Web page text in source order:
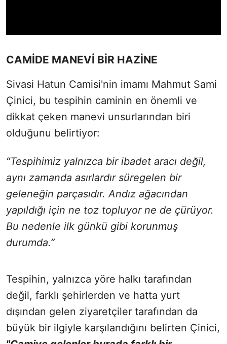
CAMİDE MANEVİ BİR HAZİNE
Sivasi Hatun Camisi'nin imamı Mahmut Sami
Çinici, bu tespihin caminin en önemli ve
dikkat çeken manevi unsurlarından biri
olduğunu belirtiyor:
“Tespihimiz yalnızca bir ibadet aracı değil,
aynı zamanda asırlardır süregelen bir
geleneğin parçasıdır. Andız ağacından
yapıldığı için ne toz topluyor ne de çürüyor.
Bu nedenle ilk günkü gibi korunmuş
durumda.”
Tespihin, yalnızca yöre halkı tarafından
değil, farklı şehirlerden ve hatta yurt
dışından gelen ziyaretçiler tarafından da
büyük bir ilgiyle karşılandığını belirten Çinici,